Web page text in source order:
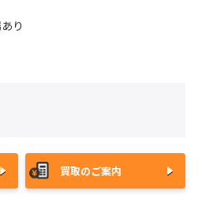
10:00～20:00
10:00～20:00
り
買取のご案内